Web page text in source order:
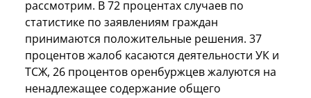
рассмотрим. В 72 процентах случаев по
статистике по заявлениям граждан
принимаются положительные решения. 37
процентов жалоб касаются деятельности УК и
ТСЖ, 26 процентов оренбуржцев жалуются на
ненадлежащее содержание общего